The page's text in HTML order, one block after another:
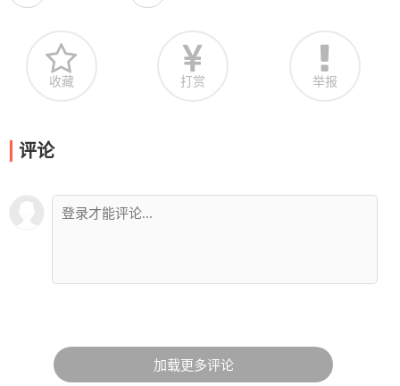
收藏 打赏 举报
评论
加载更多评论